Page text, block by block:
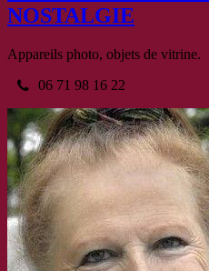
NOSTALGIE
Appareils photo, objets de vitrine.
06 71 98 16 22